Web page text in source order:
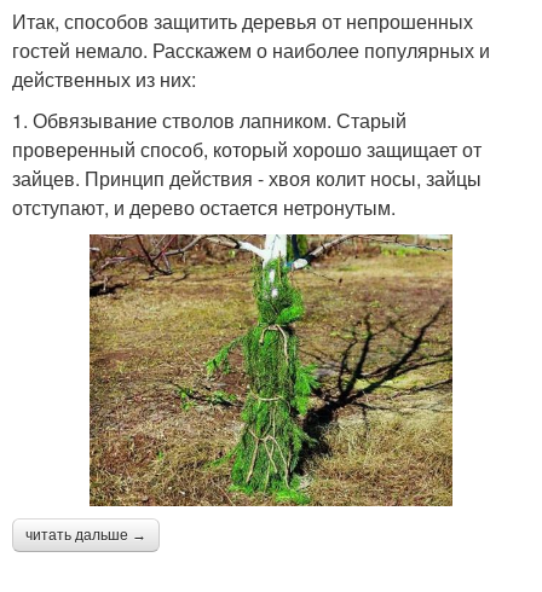
Итак, способов защитить деревья от непрошенных
гостей немало. Расскажем о наиболее популярных и
действенных из них:
1. Обвязывание стволов лапником. Старый
проверенный способ, который хорошо защищает от
зайцев. Принцип действия - хвоя колит носы, зайцы
отступают, и дерево остается нетронутым.
читать дальше →